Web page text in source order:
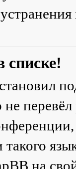
списке!
на